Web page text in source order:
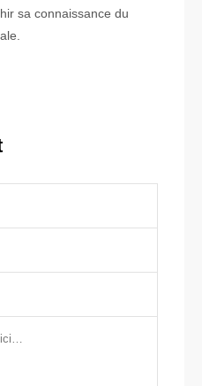
sa connaissance du